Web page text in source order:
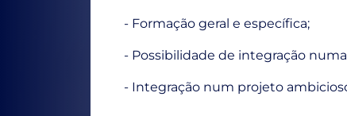
- Formação geral e específica;
- Possibilidade de integração
- Integração num projeto